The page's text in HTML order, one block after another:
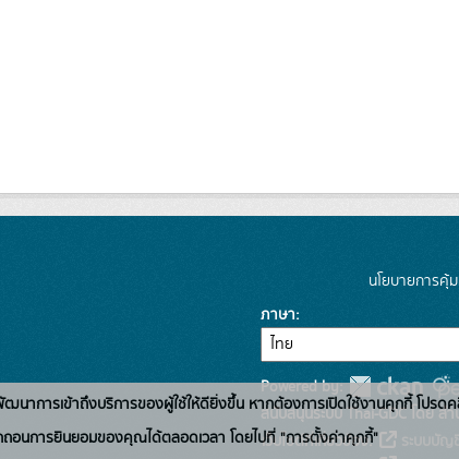
นโยบายการ
ภาษา
Powered by:
สนับสนุนระบบ Thai-GDC โดย ส
เว็บไซต์ที่เกี่ยวข้อง:
ฒนาการเข้าถึงบริการของผู้ใช้ให้ดียิ่งขึ้น หากต้องการเปิดใช้งานคุกกี้ โปร
อนการยินยอมของคุณได้ตลอดเวลา โดยไปที่ "การตั้งค่าคุกกี้"